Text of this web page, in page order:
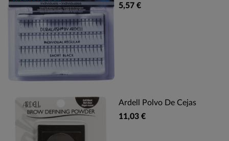
5,57 €
Ardell Polvo De Cejas
11,03 €